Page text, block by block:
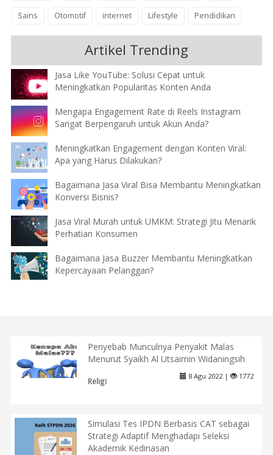
Sains Otomotif internet Lifestyle Pendidikan
Artikel Trending
Jasa Like YouTube: Solusi Cepat untuk
Meningkatkan Popularitas Konten Anda
Mengapa Engagement Rate di Reels Instagram
Sangat Berpengaruh untuk Akun Anda?
Meningkatkan Engagement dengan Konten Viral:
Apa yang Harus Dilakukan?
Bagaimana Jasa Viral Bisa Membantu Meningkatkan
Konversi Bisnis?
Jasa Viral Murah untuk UMKM: Strategi Jitu Menarik
Perhatian Konsumen
Bagaimana Jasa Buzzer Membantu Meningkatkan
Kepercayaan Pelanggan?
Penyebab Munculnya Penyakit Malas
Menurut Syaikh Al Utsaimin Widaningsih
Religi
8 Agu 2022 | 1772
Simulasi Tes IPDN Berbasis CAT sebagai
Strategi Adaptif Menghadapi Seleksi
Akademik Kedinasan